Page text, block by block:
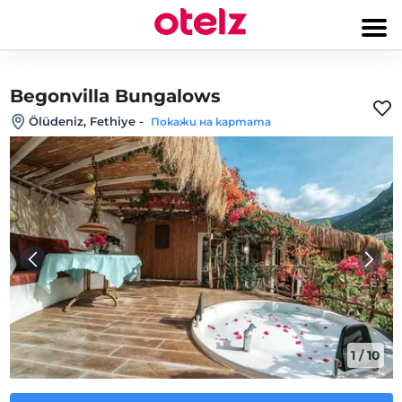
Begonvilla Bungalows
Ölüdeniz, Fethiye - Покажи на картата
1/10